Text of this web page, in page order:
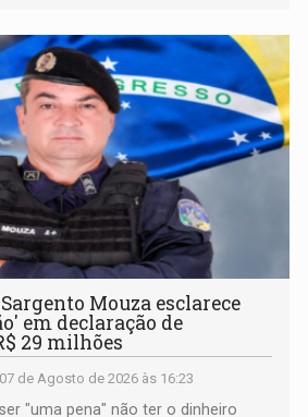
Sargento Mouza esclarece
em declaração de
29 milhões
07 de Agosto de 2026 às 16:23
"uma pena" não ter o dinheiro